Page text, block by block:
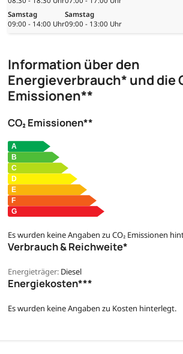
Samstag
09:00 - 14:00 Uhr
Samstag
09:00 - 13:00 Uhr
Information über den
Energieverbrauch* und die
Emissionen**
CO₂ Emissionen**
Es wurden keine Angaben zu CO₂ Emissionen
Verbrauch & Reichweite*
Energieträger: Diesel
Energiekosten***
Es wurden keine Angaben zu Kosten hinterlegt.